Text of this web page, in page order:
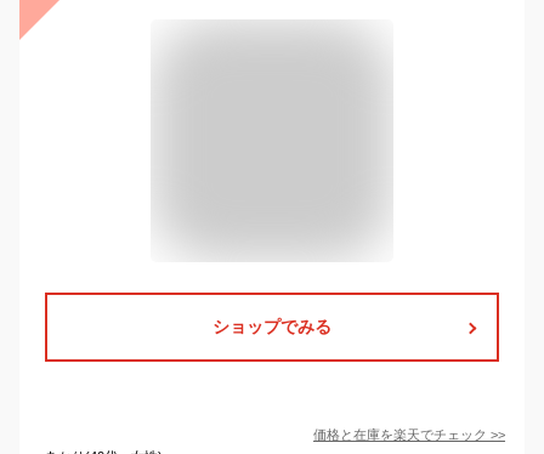
ショップでみる
価格と在庫を楽天でチェック >>